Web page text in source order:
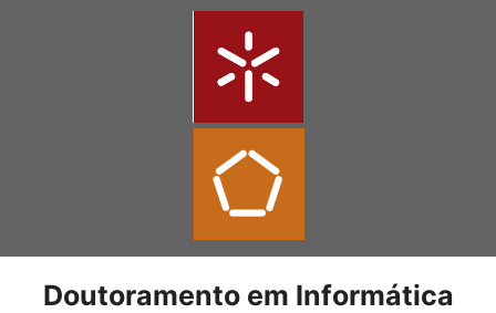
Doutoramento em Informática